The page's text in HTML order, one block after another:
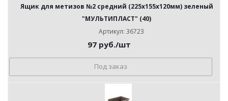
Ящик для метизов №2 средний (225х155х120мм) зеленый
"МУЛЬТИПЛАСТ" (40)
Артикул: 36723
97руб./шт
Под заказ